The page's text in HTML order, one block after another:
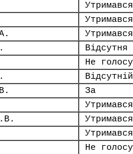
Утримався
Утримався
Утримався
Відсутня
Не
Відсутній
За
Утримався
Утримався
Утримався
Не